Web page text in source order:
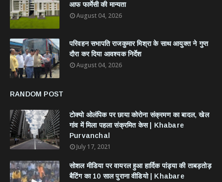
आफ फार्मेसी की मान्यता
August 04, 2026
परिवहन सभापति राजकुमार मिश्रा के साथ आयुक्त ने गुप्त
दौरा कर दिया आवश्यक निर्देश
August 04, 2026
RANDOM POST
टोक्यो ओलंपिक पर छाया कोरोना संक्रमण का बादल, खेल
गांव में मिला पहला संक्रमित केस | Khabare
Purvanchal
July 17, 2021
सोशल मीडिया पर वायरल हुआ हार्दिक पांड्या की ताबड़तोड़
बैटिंग का 10 साल पुराना वीडियो | Khabare